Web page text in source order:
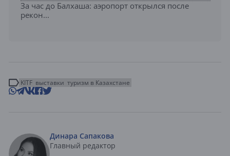
За час до Балхаша: аэропорт открылся после
рекон...
KITF выставки туризм в Казахстане
Динара Сапакова
Главный редактор